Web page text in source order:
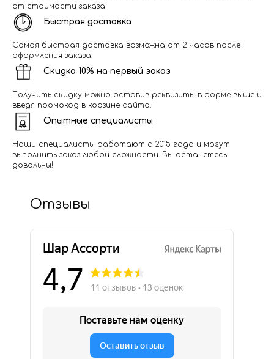
от стоимости заказа
Быстрая доставка
Самая быстрая доставка возможна от 2 часов после
оформления заказа.
Скидка 10% на первый заказ
Получить скидку можно оставив реквизиты в форме выше и
введя промокод в корзине сайта.
Опытные специалисты
Наши специалисты работают с 2015 года и могут
выполнить заказ любой сложности. Вы останетесь
довольны!
Отзывы